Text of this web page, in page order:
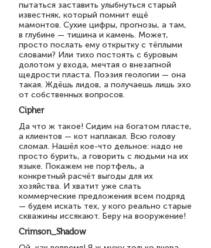
пытаться заставить улыбнуться старый
известняк, который помнит ещё
мамонтов. Сухие цифры, прогнозы, а там,
в глубине — тишина и камень. Может,
просто послать ему открытку с тёплыми
словами? Или тихо постоять с буровым
долотом у входа, мечтая о внезапной
щедрости пласта. Поэзия геологии — она
такая. Ждёшь лидов, а получаешь лишь эхо
от собственных вопросов.
Cipher
Да что ж такое! Сидим на богатом пласте,
а клиентов — кот наплакал. Всю голову
сломал. Нашёл кое-что дельное: надо не
просто бурить, а говорить с людьми на их
языке. Покажем не портфель, а
конкретный расчёт выгоды для их
хозяйства. И хватит уже слать
коммерческие предложения всем подряд
— будем искать тех, у кого реально старые
скважины иссякают. Беру на вооружение!
Crimson_Shadow